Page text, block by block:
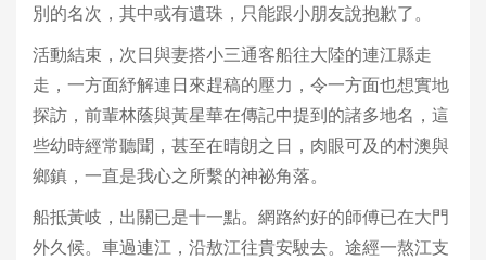
別的名次，其中或有遺珠，只能跟小朋友說抱歉了。
活動結束，次日與妻搭小三通客船往大陸的連江縣走
走，一方面紓解連日來趕稿的壓力，令一方面也想實地
探訪，前輩林蔭與黃星華在傳記中提到的諸多地名，這
些幼時經常聽聞，甚至在晴朗之日，肉眼可及的村澳與
鄉鎮，一直是我心之所繫的神祕角落。
船抵黃岐，出關已是十一點。網路約好的師傅已在大門
外久候。車過連江，沿敖江往貴安駛去。途經一熬江支